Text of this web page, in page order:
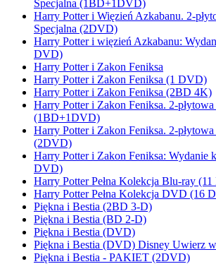
Specjalna (1BD+1DVD)
Harry Potter i Więzień Azkabanu. 2-
Specjalna (2DVD)
Harry Potter i więzień Azkabanu:
DVD)
Harry Potter i Zakon Feniksa
Harry Potter i Zakon Feniksa (1 DVD)
Harry Potter i Zakon Feniksa (2BD 4K)
Harry Potter i Zakon Feniksa. 2-
(1BD+1DVD)
Harry Potter i Zakon Feniksa. 2-
(2DVD)
Harry Potter i Zakon Feniksa: Wydanie
DVD)
Harry Potter Pełna Kolekcja Blu-ray
Harry Potter Pełna Kolekcja DVD (16
Piękna i Bestia (2BD 3-D)
Piękna i Bestia (BD 2-D)
Piękna i Bestia (DVD)
Piękna i Bestia (DVD) Disney Uwierz
Piękna i Bestia - PAKIET (2DVD)